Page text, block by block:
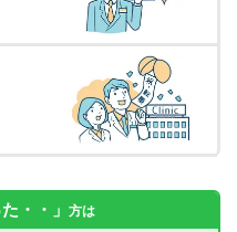
・・」 方は